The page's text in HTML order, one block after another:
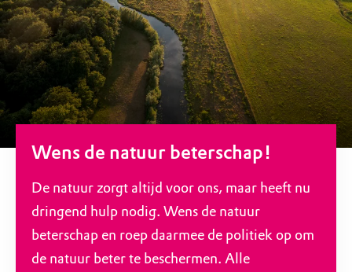
Wens de natuur beterschap!
De natuur zorgt altijd voor ons, maar heeft nu
dringend hulp nodig. Wens de natuur
beterschap en roep daarmee de politiek op om
de natuur beter te beschermen. Alle